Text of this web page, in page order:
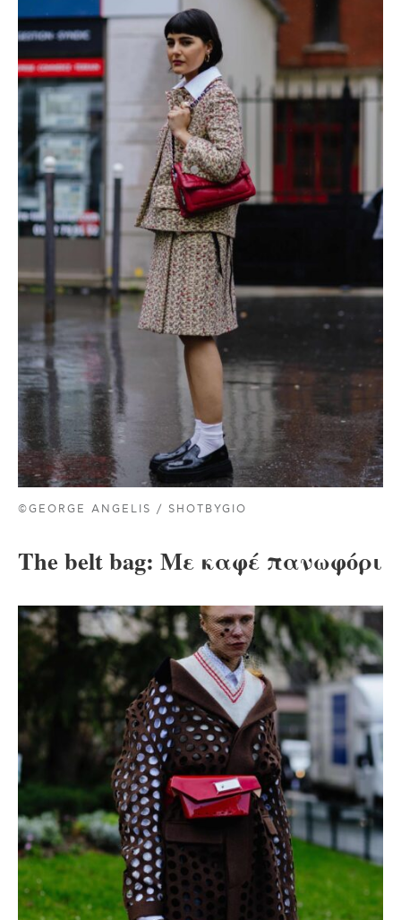
©GEORGE ANGELIS / SHOTBYGIO
The belt bag: Με καφέ πανωφόρι